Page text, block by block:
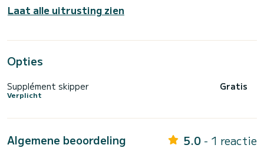
Laat alle uitrusting zien
Opties
Supplément skipper
Verplicht
Gratis
Algemene beoordeling 5.0 - 1 reactie